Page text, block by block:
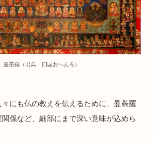
曼荼羅（出典：四国おへんろ）
にも仏の教えを伝えるために、曼荼羅
係など、細部にまで深い意味が込めら